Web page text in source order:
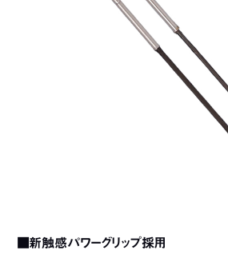
■新触感パワーグリップ採用